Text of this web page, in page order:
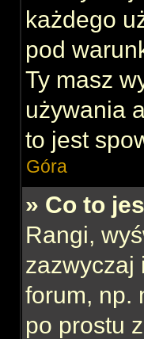
każdego
pod
Ty masz
używania
to jest
Góra
» Co to
Rangi,
zazwyczaj
forum, np.
po prostu